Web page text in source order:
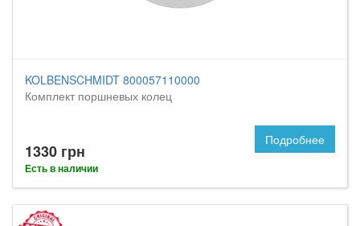
KOLBENSCHMIDT 800057110000
Комплект поршневых колец
1330 грн
Есть в наличии
Подробнее